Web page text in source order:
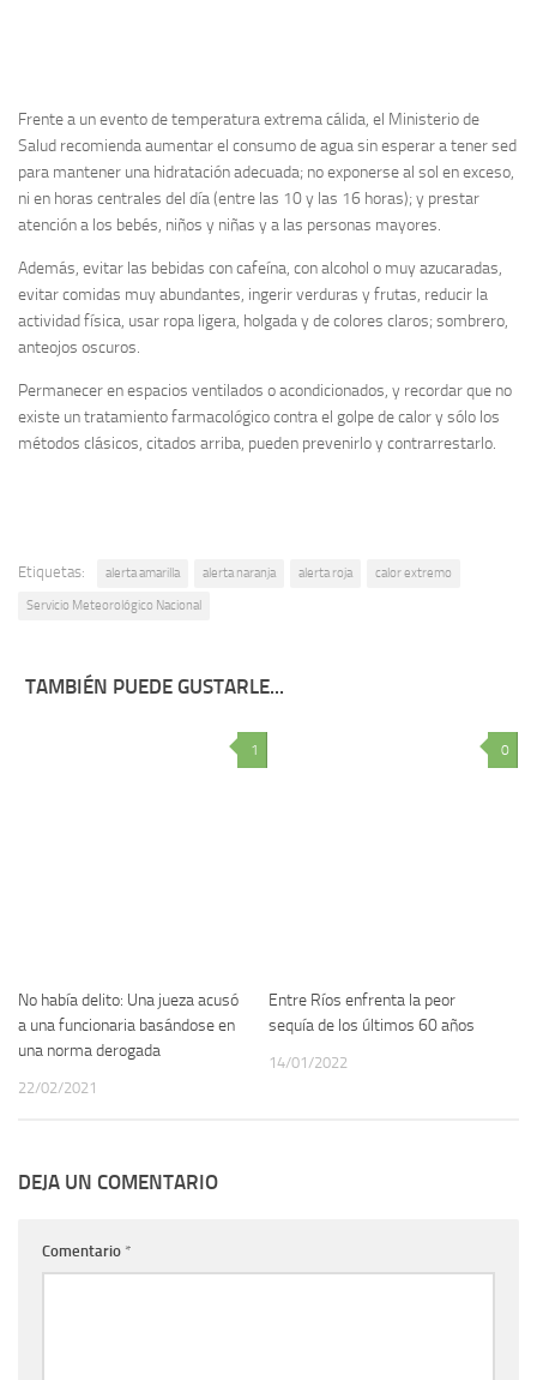
Frente a un evento de temperatura extrema cálida, el Ministerio de
Salud recomienda aumentar el consumo de agua sin esperar a tener sed
para mantener una hidratación adecuada; no exponerse al sol en exceso,
ni en horas centrales del día (entre las 10 y las 16 horas); y prestar
atención a los bebés, niños y niñas y a las personas mayores.
Además, evitar las bebidas con cafeína, con alcohol o muy azucaradas,
evitar comidas muy abundantes, ingerir verduras y frutas, reducir la
actividad física, usar ropa ligera, holgada y de colores claros; sombrero,
anteojos oscuros.
Permanecer en espacios ventilados o acondicionados, y recordar que no
existe un tratamiento farmacológico contra el golpe de calor y sólo los
métodos clásicos, citados arriba, pueden prevenirlo y contrarrestarlo.
Etiquetas: alerta amarilla alerta naranja alerta roja calor extremo
Servicio Meteorológico Nacional
TAMBIÉN PUEDE GUSTARLE...
1
No había delito: Una jueza acusó
a una funcionaria basándose en
una norma derogada
22/02/2021
0
Entre Ríos enfrenta la peor
sequía de los últimos 60 años
14/01/2022
DEJA UN COMENTARIO
Comentario *